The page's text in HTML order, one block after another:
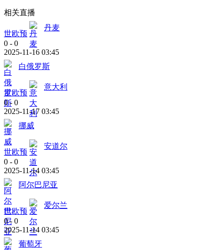
相关直播
世欧预
丹麦
0 - 0
2025-11-16 03:45
白俄罗斯
世欧预
意大利
0 - 0
2025-11-17 03:45
挪威
世欧预
安道尔
0 - 0
2025-11-14 03:45
阿尔巴尼亚
世欧预
爱尔兰
0 - 0
2025-11-14 03:45
葡萄牙